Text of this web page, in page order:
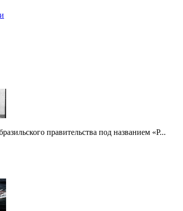
правительства под названием «Р...